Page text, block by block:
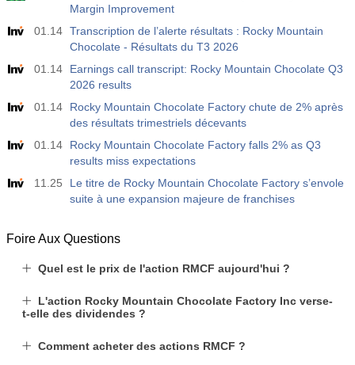
Margin Improvement
01.14 Transcription de l’alerte résultats : Rocky Mountain
Chocolate - Résultats du T3 2026
01.14
Earnings call transcript: Rocky Mountain Chocolate Q3
2026 results
01.14
Rocky Mountain Chocolate Factory chute de 2% après
des résultats trimestriels décevants
01.14
Rocky Mountain Chocolate Factory falls 2% as Q3
results miss expectations
11.25
Le titre de Rocky Mountain Chocolate Factory s’envole
suite à une expansion majeure de franchises
Foire Aux Questions
Quel est le prix de l'action RMCF aujourd'hui ?
L'action Rocky Mountain Chocolate Factory Inc verse-
t-elle des dividendes ?
Comment acheter des actions RMCF ?